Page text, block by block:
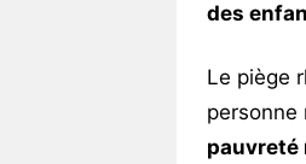
des
Le piège
personne
pauvreté